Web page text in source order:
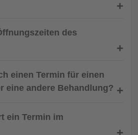
des
einen Termin für einen
eine andere Behandlung?
ein Termin im